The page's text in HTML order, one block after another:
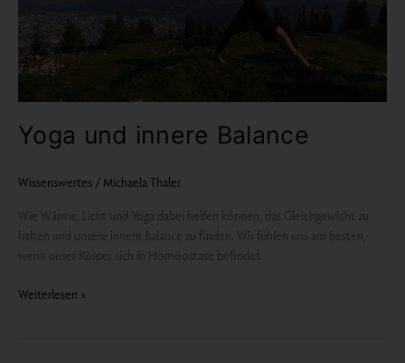
Yoga und innere Balance
Wissenswertes / Michaela Thaler
Wie Wärme, Licht und Yoga dabei helfen können, das Gleichgewicht zu
halten und unsere innere Balance zu finden. Wir fühlen uns am besten,
wenn unser Körper sich in Homöostase befindet.
Weiterlesen »